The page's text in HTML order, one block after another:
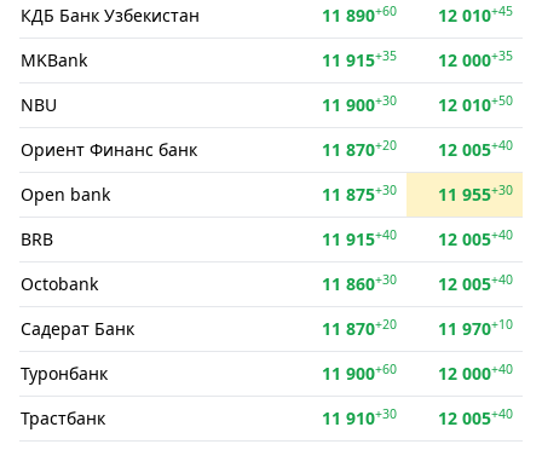
КДБ Банк Узбекистан 11 890+60 12 010+45
MKBank 11 915+35 12 000+35
NBU 11 900+30 12 010+50
Ориент Финанс банк 11 870+20 12 005+40
Open bank 11 875+30 11 955+30
BRB 11 915+40 12 005+40
Octobank 11 860+30 12 005+40
Садерат Банк 11 870+20 11 970+10
Туронбанк 11 900+60 12 000+40
Трастбанк 11 910+30 12 005+40